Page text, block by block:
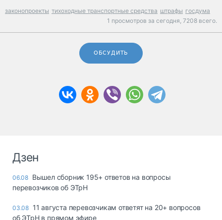
законопроекты тихоходные транспортные средства штрафы госдума
1 просмотров за сегодня, 7208 всего.
ОБСУДИТЬ
Дзен
06.08 Вышел сборник 195+ ответов на вопросы
перевозчиков об ЭТрН
03.08 11 августа перевозчикам ответят на 20+ вопросов
об ЭТрН в прямом эфире